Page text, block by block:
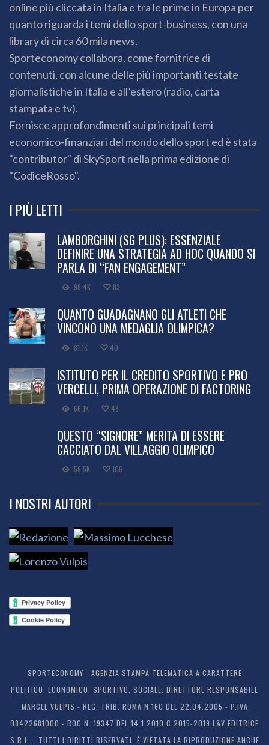
online più cliccata in Italia e tra le prime in Europa per
quanto riguarda i temi dello sport-business, con una
library di circa 60 mila news.
Sporteconomy collabora, come fornitrice di
contenuti, con alcune delle più importanti testate
giornalistiche in Italia e all’estero (radio, carta
stampata e tv).
Fornisce approfondimenti sui principali temi
economico-finanziari del mondo dello sport ed è stata
"contributor" di SkySport nella prima edizione di
"CodiceRosso".
I PIÙ LETTI
LAMBORGHINI (SG PLUS): ESSENZIALE
DEFINIRE UNA STRATEGIA AD HOC QUANDO SI
PARLA DI “FAN ENGAGEMENT”
98.4K 83
QUANTO GUADAGNANO GLI ATLETI CHE
VINCONO UNA MEDAGLIA OLIMPICA?
81.1K 40
ISTITUTO PER IL CREDITO SPORTIVO E PRO
VERCELLI, PRIMA OPERAZIONE DI FACTORING
66.1K 48
QUESTO “SIGNORE” MERITA DI ESSERE
CACCIATO DAL VILLAGGIO OLIMPICO
56.5K 106
I NOSTRI AUTORI
SPORTECONOMY - AGENZIA STAMPA TELEMATICA A CARATTERE
POLITICO, ECONOMICO, SPORTIVO, SOCIALE. DIRETTORE RESPONSABILE
MARCEL VULPIS - REG. TRIB. ROMA N.160 DEL 22.04.2005 - P.IVA
08422681000 - ROC N. 19347 DEL 14.1.2010 C 2015-2019 L&V EDITRICE
S.R.L. - TUTTI I DIRITTI RISERVATI. È VIETATA LA RIPRODUZIONE ANCHE